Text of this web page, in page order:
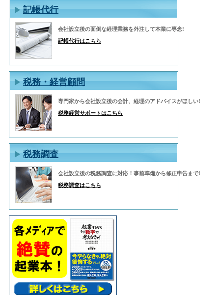
記帳代行
会社設立後の面倒な経理業務を外注して本業に専念!
記帳代行はこちら
税務・経営顧問
専門家から会社設立後の会計、経理のアドバイスがほしい!
税務経営サポートはこちら
税務調査
会社設立後の税務調査に対応！事前準備から修正申告まで!
税務調査はこちら